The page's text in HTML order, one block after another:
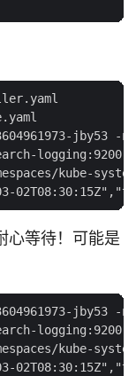
jby53 -n
logging:9200
kube-
心等待！可能是
jby53 -n
logging:9200
kube-